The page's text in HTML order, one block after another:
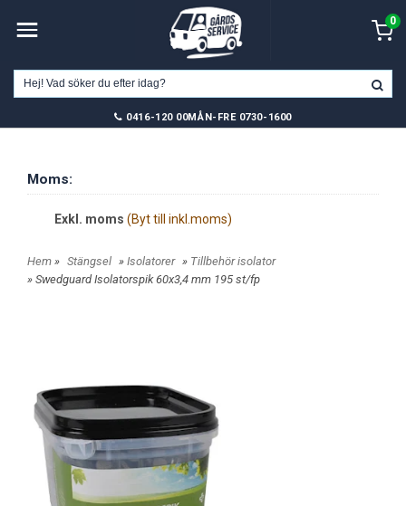
0
0416-120 00MÅN-FRE 0730-1600
Moms:
Exkl. moms (Byt till inkl.moms)
Hem » Stängsel » Isolatorer » Tillbehör isolator
» Swedguard Isolatorspik 60x3,4 mm 195 st/fp